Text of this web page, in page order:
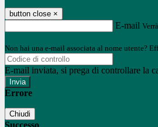
button close ×
E-mail
Non hai una e-mail associata al nome utente?
E-mail inviata, si prega di controllare la
Errore
Chiudi